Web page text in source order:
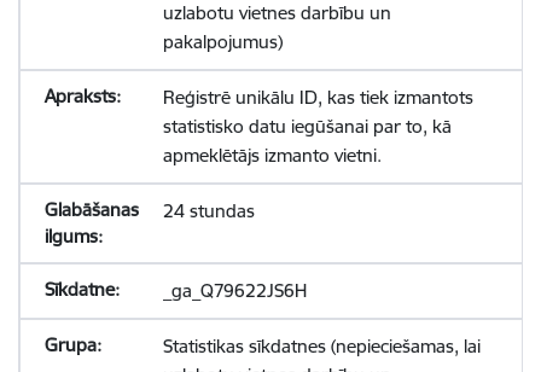
uzlabotu vietnes darbību un
pakalpojumus)
Reģistrē unikālu ID, kas tiek izmantots
statistisko datu iegūšanai par to, kā
apmeklētājs izmanto vietni.
24 stundas
_ga_Q79622JS6H
Statistikas sīkdatnes (nepieciešamas, lai